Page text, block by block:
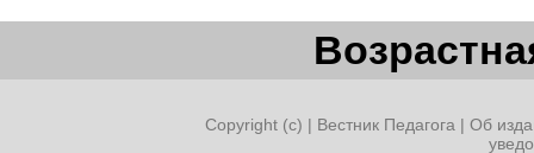
ааттанара.
Copyright (c) | Вестник Педагога | Об